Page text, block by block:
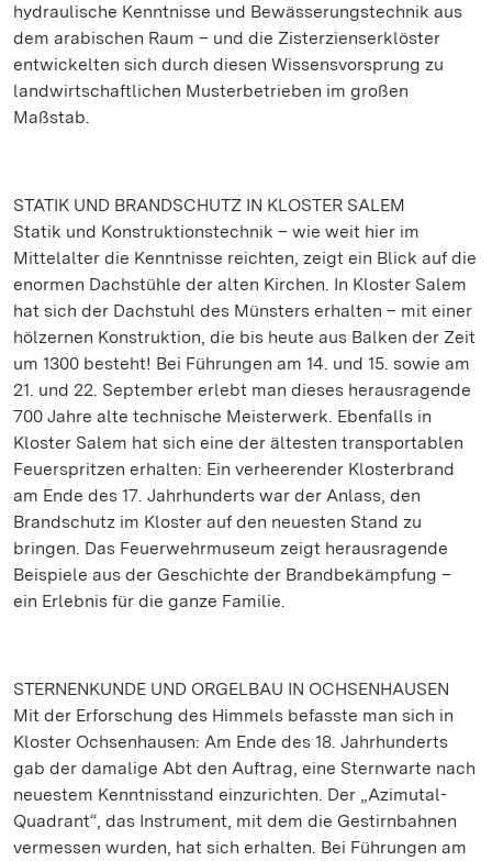
hydraulische Kenntnisse und Bewässerungstechnik aus
dem arabischen Raum – und die Zisterzienserklöster
entwickelten sich durch diesen Wissensvorsprung zu
landwirtschaftlichen Musterbetrieben im großen
Maßstab.
STATIK UND BRANDSCHUTZ IN KLOSTER SALEM
Statik und Konstruktionstechnik – wie weit hier im
Mittelalter die Kenntnisse reichten, zeigt ein Blick auf die
enormen Dachstühle der alten Kirchen. In Kloster Salem
hat sich der Dachstuhl des Münsters erhalten – mit einer
hölzernen Konstruktion, die bis heute aus Balken der Zeit
um 1300 besteht! Bei Führungen am 14. und 15. sowie am
21. und 22. September erlebt man dieses herausragende
700 Jahre alte technische Meisterwerk. Ebenfalls in
Kloster Salem hat sich eine der ältesten transportablen
Feuerspritzen erhalten: Ein verheerender Klosterbrand
am Ende des 17. Jahrhunderts war der Anlass, den
Brandschutz im Kloster auf den neuesten Stand zu
bringen. Das Feuerwehrmuseum zeigt herausragende
Beispiele aus der Geschichte der Brandbekämpfung –
ein Erlebnis für die ganze Familie.
STERNENKUNDE UND ORGELBAU IN OCHSENHAUSEN
Mit der Erforschung des Himmels befasste man sich in
Kloster Ochsenhausen: Am Ende des 18. Jahrhunderts
gab der damalige Abt den Auftrag, eine Sternwarte nach
neuestem Kenntnisstand einzurichten. Der „Azimutal-
Quadrant“, das Instrument, mit dem die Gestirnbahnen
vermessen wurden, hat sich erhalten. Bei Führungen am